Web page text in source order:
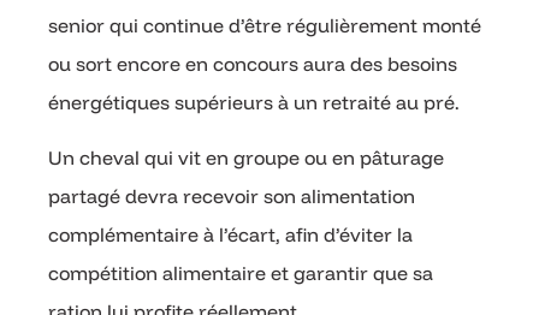
senior qui continue d’être régulièrement monté
ou sort encore en concours aura des besoins
énergétiques supérieurs à un retraité au pré.
Un cheval qui vit en groupe ou en pâturage
partagé devra recevoir son alimentation
complémentaire à l’écart, afin d’éviter la
compétition alimentaire et garantir que sa